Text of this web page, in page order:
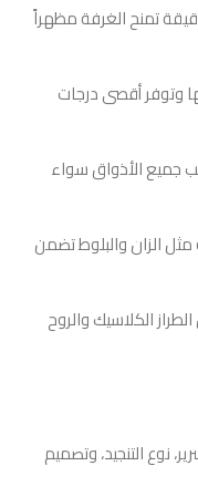
تمنح الغرفة مظهراً
وتوفر أقصى درجات
جميع الأذواق سواء
الزان والبلوط تضمن
الكلاسيك والروح
نوع التنجيد، وتصميم